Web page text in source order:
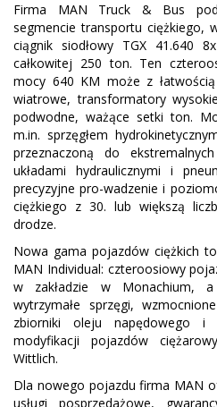
Firma MAN Truck & Bus
segmencie transportu ciężkiego,
ciągnik siodłowy TGX 41.640
całkowitej 250 ton. Ten
mocy 640 KM może z
wiatrowe, transformatory
podwodne, ważące setki ton.
m.in. sprzęgłem
przeznaczoną do
układami hydraulicznymi i
precyzyjne pro-wadzenie i
ciężkiego z 30. lub większą
drodze.
Nowa gama pojazdów ciężkich
MAN Individual: czteroosiowy
w zakładzie w Monachium,
wytrzymałe sprzęgi,
zbiorniki oleju napędowego i
modyfikacji pojazdów
Wittlich.
Dla nowego pojazdu firma MAN
usługi posprzedażowe,